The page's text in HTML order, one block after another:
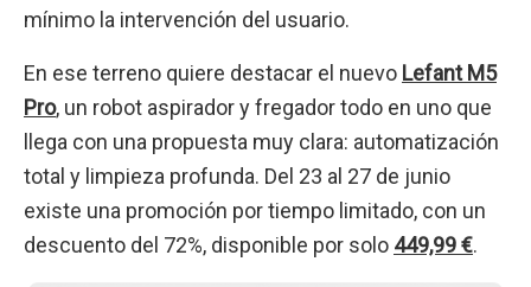
mínimo la intervención del usuario.
En ese terreno quiere destacar el nuevo Lefant M5
Pro, un robot aspirador y fregador todo en uno que
llega con una propuesta muy clara: automatización
total y limpieza profunda. Del 23 al 27 de junio
existe una promoción por tiempo limitado, con un
descuento del 72%, disponible por solo 449,99 €.